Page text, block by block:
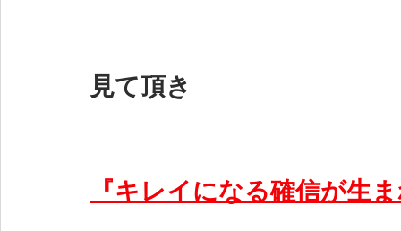
見て頂き
『キレイになる確信が生